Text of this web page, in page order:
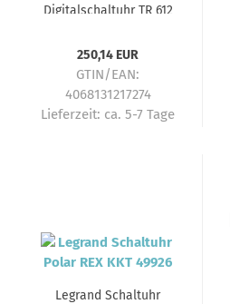
Digitalschaltuhr TR 612
250,14 EUR
GTIN/EAN:
4068131217274
Lieferzeit: ca. 5-7 Tage
Legrand Schaltuhr